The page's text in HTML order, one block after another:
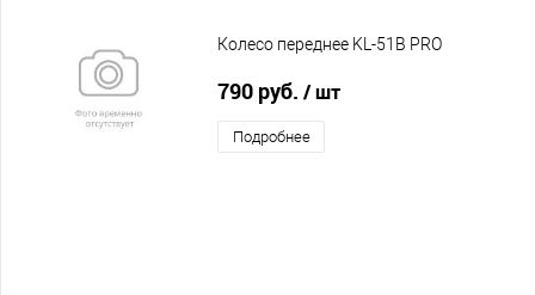
Колесо переднее KL-51B PRO
790 руб. / шт
Подробнее